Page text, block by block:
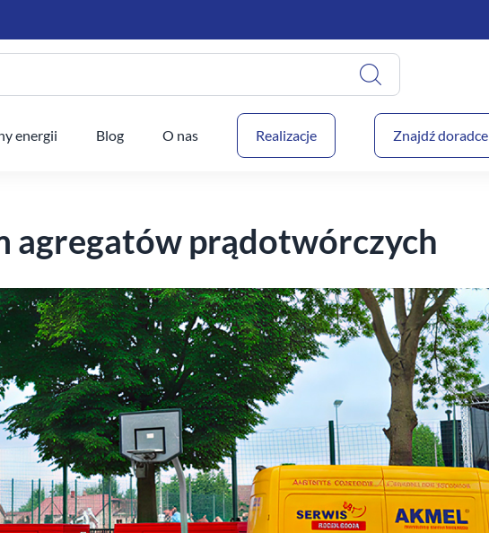
Twój koszyk
energii Blog O nas Realizacje Znajdź doradce
agregatów prądotwórczych